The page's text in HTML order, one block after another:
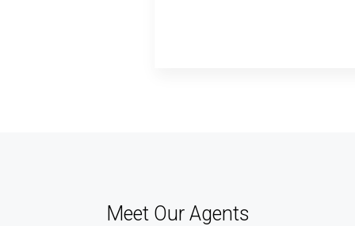
Meet Our Agents